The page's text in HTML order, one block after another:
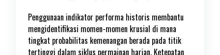
Penggunaan indikator performa historis membantu
mengidentifikasi momen-momen krusial di mana
tingkat probabilitas kemenangan berada pada titik
tertinggi dalam siklus permainan harian. Ketepatan